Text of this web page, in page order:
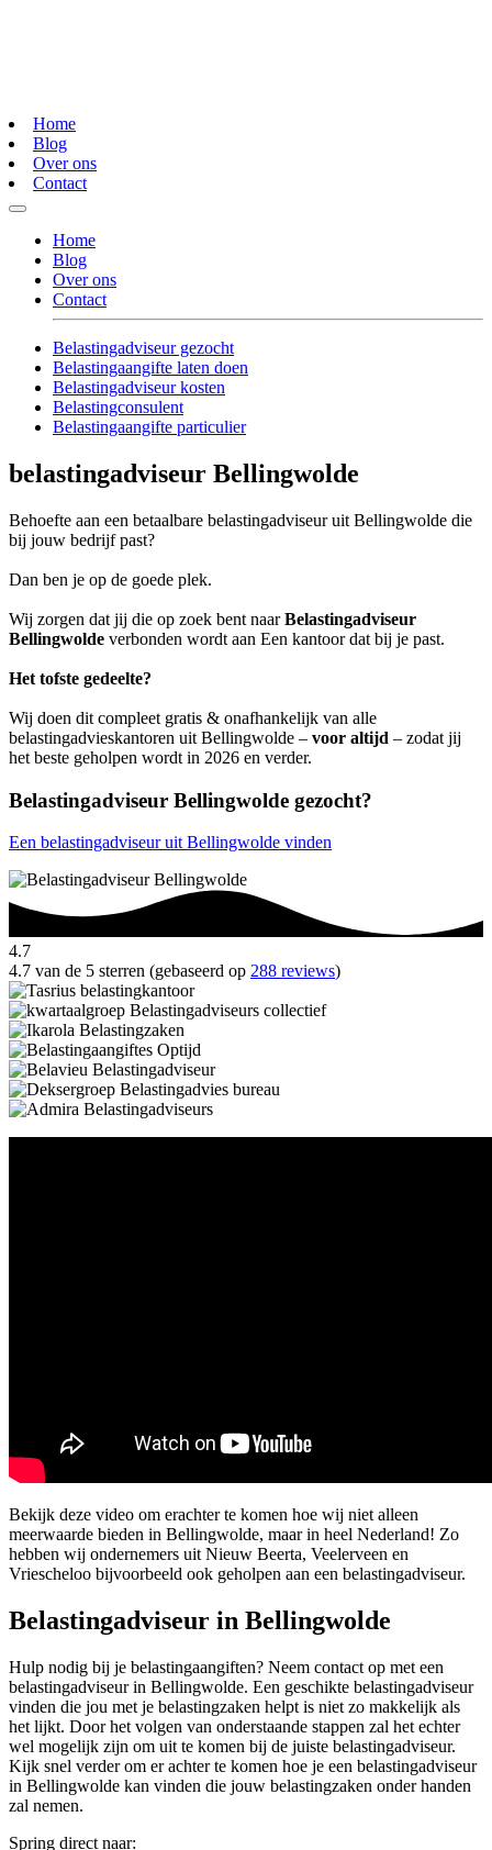
Home
Blog
Over ons
Contact
Home
Blog
Over ons
Contact
Belastingadviseur gezocht
Belastingaangifte laten doen
Belastingadviseur kosten
Belastingconsulent
Belastingaangifte particulier
belastingadviseur Bellingwolde
Behoefte aan een betaalbare belastingadviseur uit Bellingwolde die
bij jouw bedrijf past?
Dan ben je op de goede plek.
Wij zorgen dat jij die op zoek bent naarBelastingadviseur
Bellingwolde verbonden wordt aan Een kantoor dat bij je past.
Het tofste gedeelte?
Wij doen dit compleet gratis & onafhankelijk van alle
belastingadvieskantoren uit Bellingwolde – voor altijd – zodat jij
het beste geholpen wordt in 2026 en verder.
Belastingadviseur Bellingwolde gezocht?
Een belastingadviseur uit Bellingwolde vinden
4.7
4.7 van de 5 sterren (gebaseerd op 288 reviews)
Bekijk deze video om erachter te komen hoe wij niet alleen
meerwaarde bieden in Bellingwolde, maar in heel Nederland! Zo
hebben wij ondernemers uit Nieuw Beerta, Veelerveen en
Vriescheloo bijvoorbeeld ook geholpen aan een belastingadviseur.
Belastingadviseur in Bellingwolde
Hulp nodig bij je belastingaangiften? Neem contact op met een
belastingadviseur in Bellingwolde. Een geschikte belastingadviseur
vinden die jou met je belastingzaken helpt is niet zo makkelijk als
het lijkt. Door het volgen van onderstaande stappen zal het echter
wel mogelijk zijn om uit te komen bij de juiste belastingadviseur.
Kijk snel verder om er achter te komen hoe je een belastingadviseur
in Bellingwolde kan vinden die jouw belastingzaken onder handen
zal nemen.
Spring direct naar: